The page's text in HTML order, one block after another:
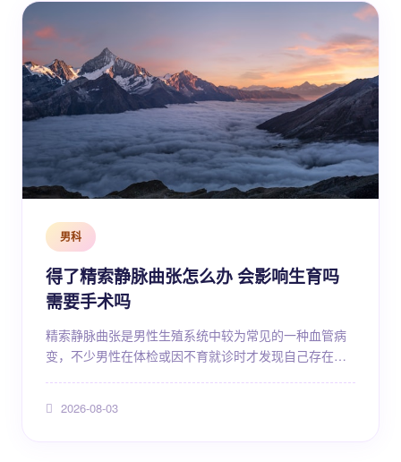
前列腺增生是什么...
男科
得了精索静脉曲张怎么办 会影响生育吗
需要手术吗
精索静脉曲张是男性生殖系统中较为常见的一种血管病
变，不少男性在体检或因不育就诊时才发现自己存在这
事实上，精索静脉曲张的严重程度因人而异，并非所有
2026-08-03